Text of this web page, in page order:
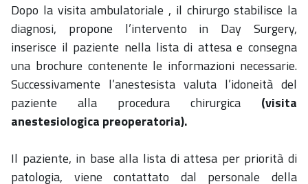
Dopo la visita ambulatoriale , il chirurgo stabilisce la
diagnosi, propone l’intervento in Day Surgery,
inserisce il paziente nella lista di attesa e consegna
una brochure contenente le informazioni necessarie.
Successivamente l’anestesista valuta l’idoneità del
paziente alla procedura chirurgica (visita
anestesiologica preoperatoria).
Il paziente, in base alla lista di attesa per priorità di
patologia, viene contattato dal personale della